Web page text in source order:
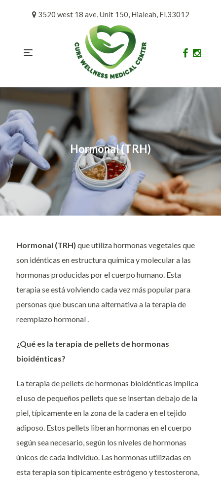
3520 west 18 ave, Unit 150, Hialeah, Fl,33012
Hormonal (TRH)
Hormonal (TRH) que utiliza hormonas vegetales que
son idénticas en estructura química y molecular a las
hormonas producidas por el cuerpo humano. Esta
terapia se está volviendo cada vez más popular para
personas que buscan una alternativa a la terapia de
reemplazo hormonal .
¿Qué es la terapia de pellets de hormonas
bioidénticas?
La terapia de pellets de hormonas bioidénticas implica
el uso de pequeños pellets que se insertan debajo de la
piel, típicamente en la zona de la cadera en el tejido
adiposo. Estos pellets liberan hormonas en el cuerpo
según sea necesario, según los niveles de hormonas
únicos de cada individuo. Las hormonas utilizadas en
esta terapia son típicamente estrógeno y testosterona,